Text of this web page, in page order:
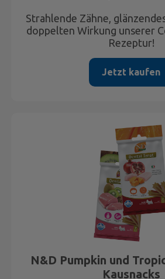
Strahlende Zähne,
doppelten Wirkung unserer
Rezeptur!
Jetzt kaufen
N&D Pumpkin und
Kausnacks